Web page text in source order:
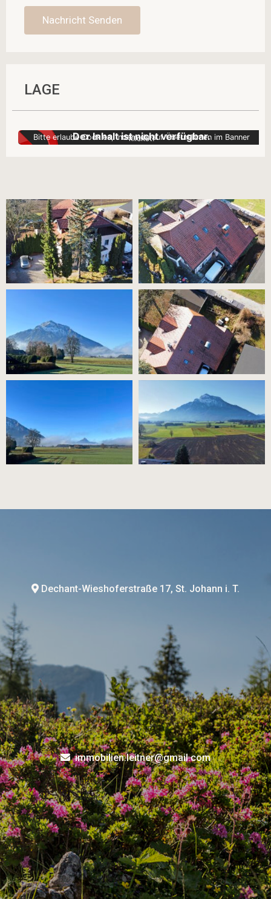
Nachricht Senden
LAGE
Der Inhalt ist nicht verfügbar.
Bitte erlaube Cookies, indem du auf Übernehmen im Banner klickst.
Dechant-Wieshoferstraße 17, St. Johann i. T.
immobilien.leitner@gmail.com